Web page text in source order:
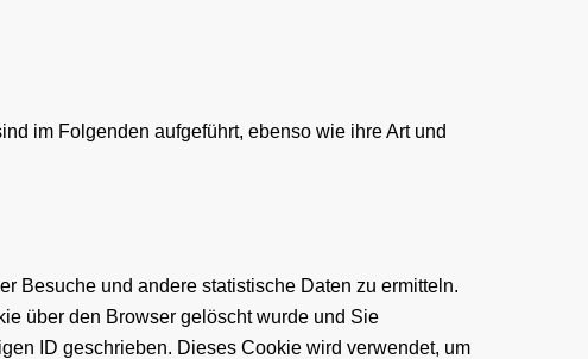
im Folgenden aufgeführt, ebenso wie ihre Art und
Besuche und andere statistische Daten zu ermitteln.
über den Browser gelöscht wurde und Sie
ID geschrieben. Dieses Cookie wird verwendet, um